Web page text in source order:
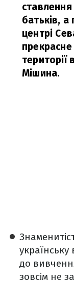
батьків,
центрі
території
Мішина.
до
зовсім не